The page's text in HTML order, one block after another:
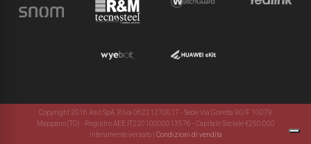
Copyright 2016 Asit SpA. P. Iva 06221270017 - Sede Via Goretta 90/F 10079
Mappano (TO) - Registro AEE IT22010000013576 - Capitale Sociale €250.000
interamente versato
Condizioni di vendita